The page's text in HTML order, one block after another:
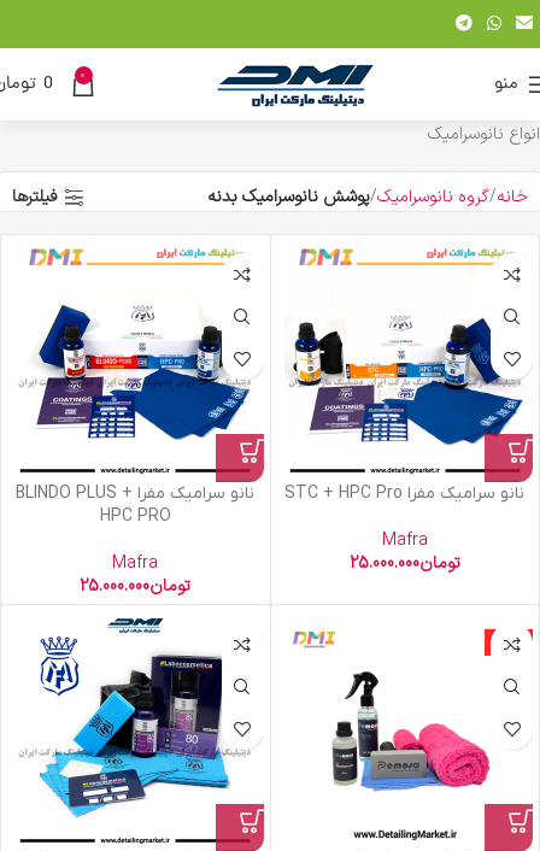
منو 0
0
انواع نانوسرامیک
خانه گروه نانوسرامیک پوشش نانوسرامیک بدنه فیلترها
نانو سرامیک مفرا STC + HPC Pro
Mafra
تومان25.000.000
نانو سرامیک مفرا BLINDO PLUS +
HPC PRO
Mafra
تومان25.000.000
ویژه